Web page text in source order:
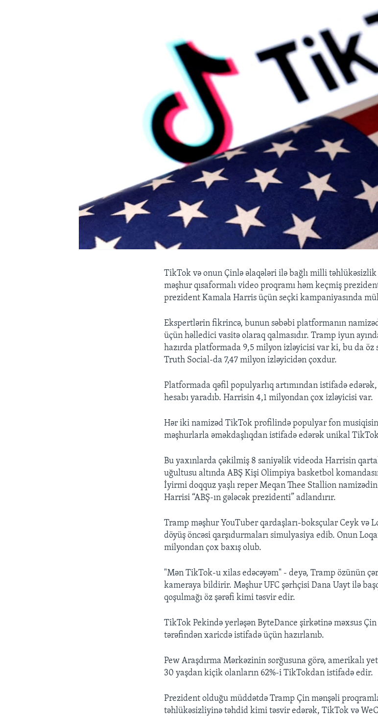
TikTok və onun Çinlə əlaqələri ilə bağlı milli
məşhur qısaformalı video proqramı həm keçmiş
prezident Kamala Harris üçün seçki kampaniyasında
Ekspertlərin fikrincə, bunun səbəbi platformanın
üçün həlledici vasitə olaraq qalmasıdır. Tramp iyun
hazırda platformada 9,5 milyon izləyicisi var ki, bu da
Truth Social-da 7,47 milyon izləyicidən çoxdur.
Platformada qəfil populyarlıq artımından istifadə
hesabı yaradıb. Harrisin 4,1 milyondan çox izləyicisi var.
Hər iki namizəd TikTok profilində populyar fon
məşhurlarla əməkdaşlıqdan istifadə edərək unikal
Bu yaxınlarda çəkilmiş 8 saniyəlik videoda Harrisin
uğultusu altında ABŞ Kişi Olimpiya basketbol
İyirmi doqquz yaşlı reper Meqan Thee Stallion
Harrisi “ABŞ-ın gələcək prezidenti” adlandırır.
Tramp məşhur YouTuber qardaşları-boksçular Ceyk və
döyüş öncəsi qarşıdurmaları simulyasiya edib. Onun
milyondan çox baxış olub.
"Mən TikTok-u xilas edəcəyəm" - deyə, Tramp özünün
kameraya bildirir. Məşhur UFC şərhçisi Dana Uayt ilə
qoşulmağı öz şərəfi kimi təsvir edir.
TikTok Pekində yerləşən ByteDance şirkətinə məxsus
tərəfindən xaricdə istifadə üçün hazırlanıb.
Pew Araşdırma Mərkəzinin sorğusuna görə, amerikalı
30 yaşdan kiçik olanların 62%-i TikTokdan istifadə edir.
Prezident olduğu müddətdə Tramp Çin mənşəli
təhlükəsizliyinə təhdid kimi təsvir edərək, TikTok və